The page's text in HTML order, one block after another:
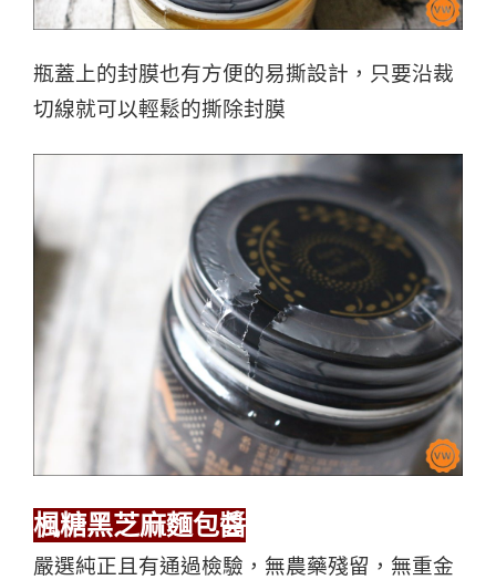
瓶蓋上的封膜也有方便的易撕設計，只要沿裁
切線就可以輕鬆的撕除封膜
楓糖黑芝麻麵包醬
嚴選純正且有通過檢驗，無農藥殘留，無重金